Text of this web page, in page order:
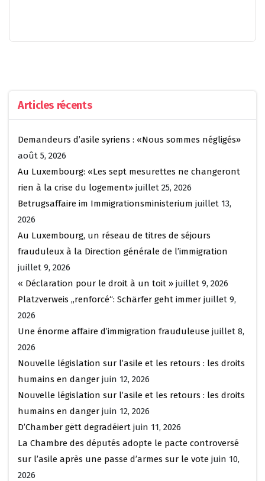
Articles récents
Demandeurs d’asile syriens : «Nous sommes négligés»
août 5, 2026
Au Luxembourg: «Les sept mesurettes ne changeront
rien à la crise du logement» juillet 25, 2026
Betrugsaffaire im Immigrationsministerium juillet 13,
2026
Au Luxembourg, un réseau de titres de séjours
frauduleux à la Direction générale de l’immigration
juillet 9, 2026
« Déclaration pour le droit à un toit » juillet 9, 2026
Platzverweis „renforcé“: Schärfer geht immer juillet 9,
2026
Une énorme affaire d’immigration frauduleuse juillet 8,
2026
Nouvelle législation sur l’asile et les retours : les droits
humains en danger juin 12, 2026
Nouvelle législation sur l’asile et les retours : les droits
humains en danger juin 12, 2026
D’Chamber gëtt degradéiert juin 11, 2026
La Chambre des députés adopte le pacte controversé
sur l’asile après une passe d’armes sur le vote juin 10,
2026